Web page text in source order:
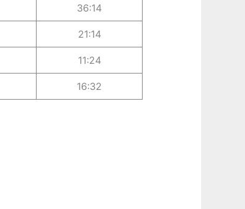
36:14
21:14
11:24
16:32